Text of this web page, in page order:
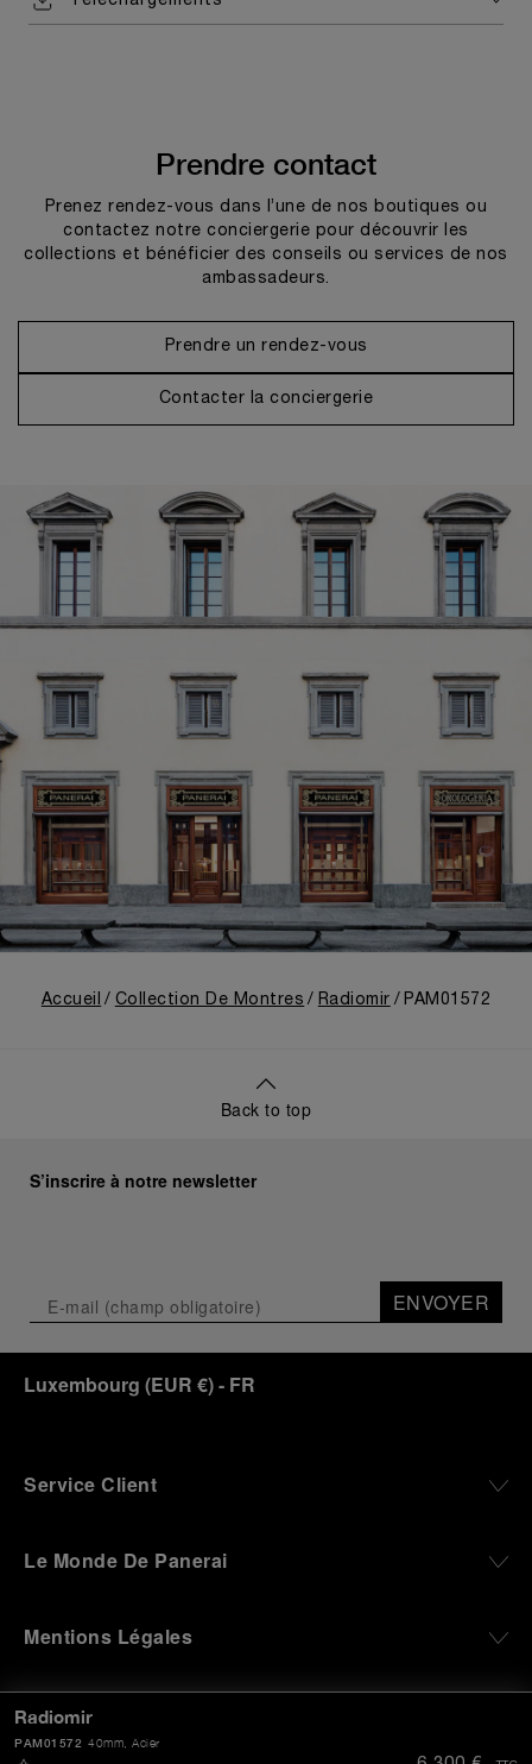
Radiomir
40mm , Acier
PAM01572
Prendre contact
Prenez rendez-vous dans l’une de nos boutiques ou
contactez notre conciergerie pour découvrir les
collections et bénéficier des conseils ou services de nos
ambassadeurs.
Prendre un rendez-vous
Contacter la conciergerie
Accueil Collection De Montres Radiomir PAM01572
Back to top
S’inscrire à notre newsletter
ENVOYER
Luxembourg (EUR €)- FR
Service Client
Le Monde De Panerai
Mentions Légales
Autres